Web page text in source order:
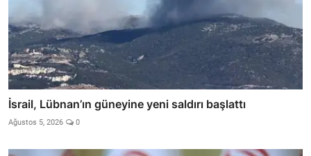
İsrail, Lübnan’ın güneyine yeni saldırı başlattı
Ağustos 5, 2026 0